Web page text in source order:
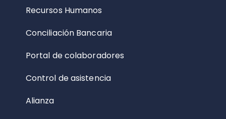
Recursos Humanos
Conciliación Bancaria
Portal de colaboradores
Control de asistencia
Alianza